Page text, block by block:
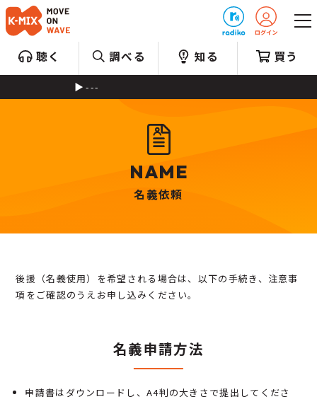
聴く 調べる 知る 買う
---
NAME
名義依頼
後援（名義使用）を希望される場合は、以下の手続き、注意事
項をご確認のうえお申し込みください。
名義申請方法
申請書はダウンロードし、A4判の大きさで提出してくださ